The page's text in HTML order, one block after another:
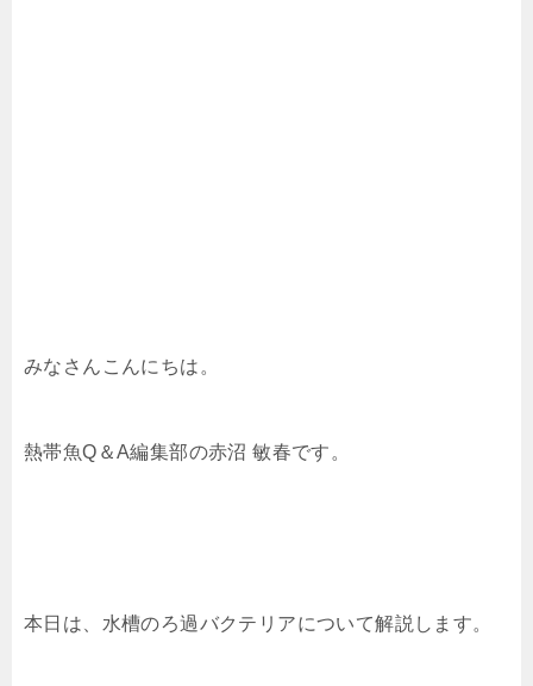
みなさんこんにちは。
熱帯魚Q＆A編集部の赤沼 敏春です。
本日は、水槽のろ過バクテリアについて解説します。